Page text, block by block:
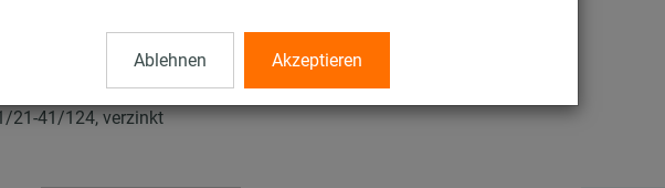
Ablehnen Akzeptieren
135° Typ S+
21-41/124, verzinkt